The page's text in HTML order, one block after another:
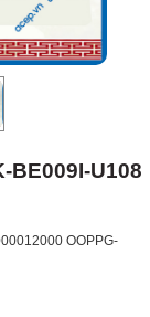
BE009I-U108
OOPPG-